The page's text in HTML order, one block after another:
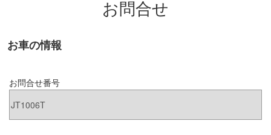
お問合せ
お車の情報
お問合せ番号